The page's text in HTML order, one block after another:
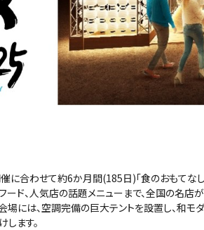
に合わせて約6か月間(185日)「食のおもてな
ード、人気店の話題メニューまで、全国の名
場には、空調完備の巨大テントを設置し、和モ
ます。